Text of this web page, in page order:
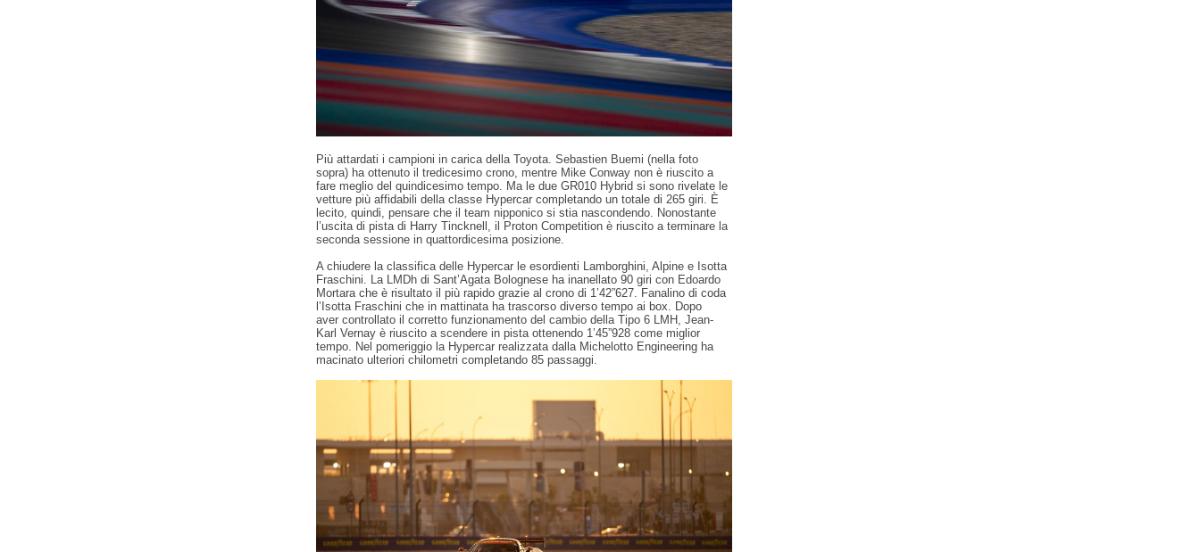
Più attardati i campioni in carica della Toyota. Sebastien Buemi (nella foto
sopra) ha ottenuto il tredicesimo crono, mentre Mike Conway non è riuscito a
fare meglio del quindicesimo tempo. Ma le due GR010 Hybrid si sono rivelate le
vetture più affidabili della classe Hypercar completando un totale di 265 giri. È
lecito, quindi, pensare che il team nipponico si stia nascondendo. Nonostante
l’uscita di pista di Harry Tincknell, il Proton Competition è riuscito a terminare la
seconda sessione in quattordicesima posizione.
A chiudere la classifica delle Hypercar le esordienti Lamborghini, Alpine e Isotta
Fraschini. La LMDh di Sant’Agata Bolognese ha inanellato 90 giri con Edoardo
Mortara che è risultato il più rapido grazie al crono di 1’42”627. Fanalino di coda
l’Isotta Fraschini che in mattinata ha trascorso diverso tempo ai box. Dopo
aver controllato il corretto funzionamento del cambio della Tipo 6 LMH, Jean-
Karl Vernay è riuscito a scendere in pista ottenendo 1’45”928 come miglior
tempo. Nel pomeriggio la Hypercar realizzata dalla Michelotto Engineering ha
macinato ulteriori chilometri completando 85 passaggi.